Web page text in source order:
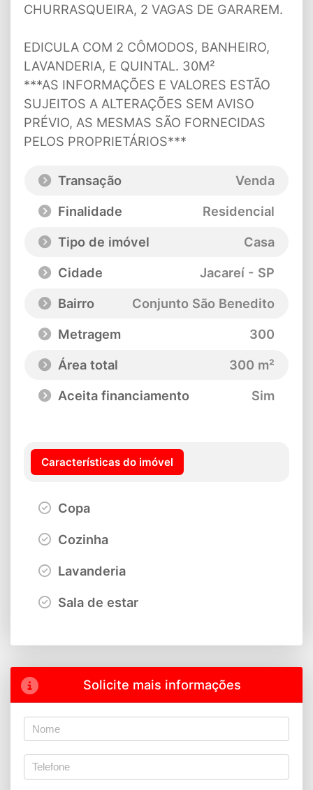
CHURRASQUEIRA, 2 VAGAS DE GARAREM.
EDICULA COM 2 CÔMODOS, BANHEIRO,
LAVANDERIA, E QUINTAL. 30M²
***AS INFORMAÇÕES E VALORES ESTÃO
SUJEITOS A ALTERAÇÕES SEM AVISO
PRÉVIO, AS MESMAS SÃO FORNECIDAS
PELOS PROPRIETÁRIOS***
Transação
Venda
Finalidade
Residencial
Tipo de imóvel
Casa
Cidade
Jacareí - SP
Bairro
Conjunto São Benedito
Metragem
300
Área total
300 m²
Aceita financiamento
Sim
Características do imóvel
Copa
Cozinha
Lavanderia
Sala de estar
Solicite mais informações